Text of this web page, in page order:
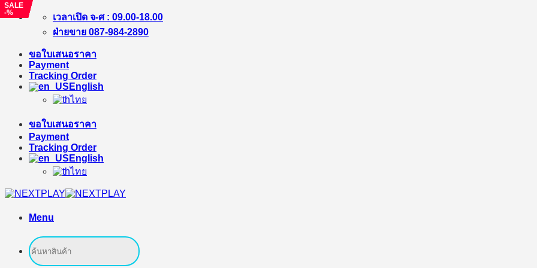
Skip
เวลาเปิด จ-ศ : 09.00-18.00
ฝ่ายขาย 087-984-2890
ขอใบเสนอราคา
Payment
Tracking Order
English
ไทย
ขอใบเสนอราคา
Payment
Tracking Order
English
ไทย
Menu
Search
for:
SALE
-%
SALE
-%
SALE
-%
SALE
-%